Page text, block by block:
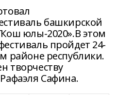
башкирской
юлы-2020».В этом
пройдет 24-
районе республики.
творчеству
Сафина.